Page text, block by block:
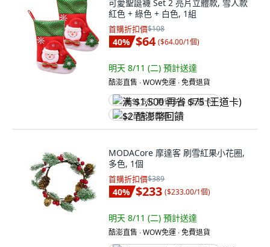
可愛聖誕襪 Set 2 亮片立體款, 雪人款
紅色 + 綠色 + 白色, 1組
首購折扣價$108
40% $64 ($64.00/1個)
明天 8/11 (二) 預計送達
酷澎直售 ∙ WOW免運 ∙ 免費退貨
满 $1,500 再省 $75 (王道卡)
$2 酷澎幣回饋
MODACore 摩達客 刷雪紅果小花圈,
多色, 1個
首購折扣價$389
40% $233 ($233.00/1個)
明天 8/11 (二) 預計送達
酷澎直售 ∙ WOW免運 ∙ 免費退貨